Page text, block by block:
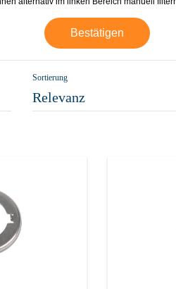
Bestätigen
Sortierung
Relevanz